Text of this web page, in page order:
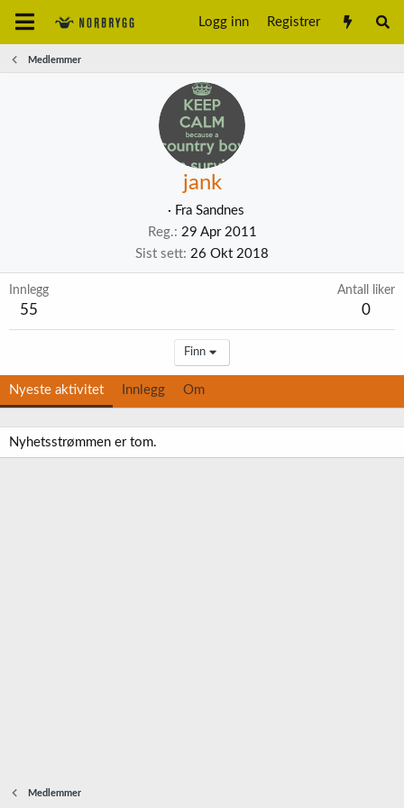
Logg inn Registrer
Medlemmer
jank
· Fra Sandnes
Reg. 29 Apr 2011
Sist sett 26 Okt 2018
Innlegg
55
Antall liker
0
Finn
Nyeste aktivitet Innlegg Om
Nyhetsstrømmen er tom.
Medlemmer